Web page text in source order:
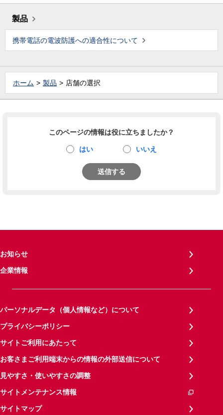
製品
携帯電話の電波防護への適合性について
ホーム 製品 店舗の選択
このページの情報は役に立ちましたか？
はい いいえ
送信する
お知らせ
企業情報
パーソナルデータ（個人情報など）について
プライバシーポリシー
サイトご利用にあたって
お客さまご利用端末からの情報の外部送信について
見やすさ・使いやすさの調整
サイトメンテナンス情報
サイトマップ